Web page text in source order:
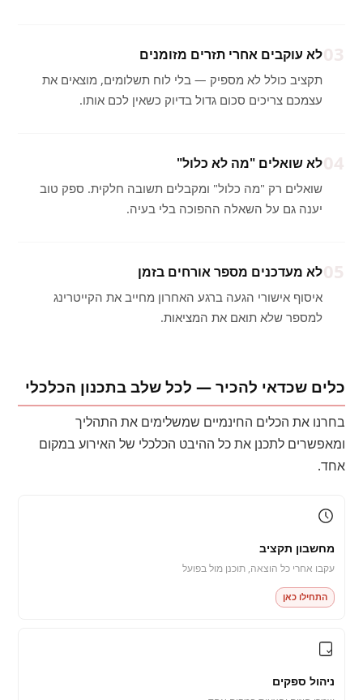
לא עוקבים אחרי תזרים מזומנים
תקציב כולל לא מספיק — בלי לוח תשלומים, מוצאים את
עצמכם צריכים סכום גדול בדיוק כשאין לכם אותו.
לא שואלים "מה לא כלול"
שואלים רק "מה כלול" ומקבלים תשובה חלקית. ספק טוב
יענה גם על השאלה ההפוכה בלי בעיה.
לא מעדכנים מספר אורחים בזמן
איסוף אישורי הגעה ברגע האחרון מחייב את הקייטרינג
למספר שלא תואם את המציאות.
כלים שכדאי להכיר — לכל שלב בתכנון הכלכלי
בחרנו את הכלים החינמיים שמשלימים את התהליך
ומאפשרים לתכנן את כל ההיבט הכלכלי של האירוע במקום
אחד.
מחשבון תקציב
עקבו אחרי כל הוצאה, תוכנן מול בפועל
התחילו כאן
ניהול ספקים